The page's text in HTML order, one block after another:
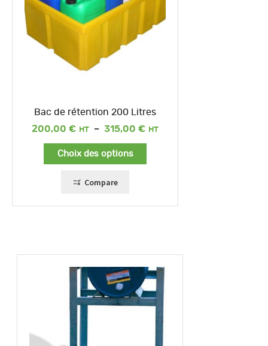
Bac de rétention 200 Litres
200,00 € – 315,00 €
Plage
Choix des options
Compare